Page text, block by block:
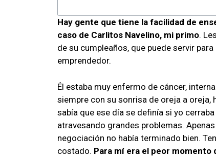
Hay gente que tiene la facilidad de
caso de Carlitos Navelino, mi primo.
de su cumpleaños, que puede servir
emprendedor.
Él estaba muy enfermo de cáncer,
siempre con su sonrisa de oreja a oreja,
sabía que ese día se definía si yo cerraba
atravesando grandes problemas.
negociación no había terminado bien.
costado. Para mí era el peor momento